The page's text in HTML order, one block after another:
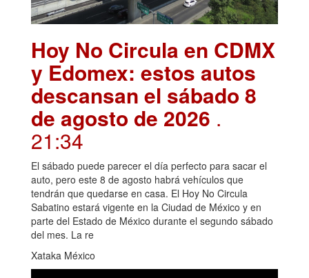
Hoy No Circula en CDMX
y Edomex: estos autos
descansan el sábado 8
de agosto de 2026 .
21:34
El sábado puede parecer el día perfecto para sacar el
auto, pero este 8 de agosto habrá vehículos que
tendrán que quedarse en casa. El Hoy No Circula
Sabatino estará vigente en la Ciudad de México y en
parte del Estado de México durante el segundo sábado
del mes. La re
Xataka México